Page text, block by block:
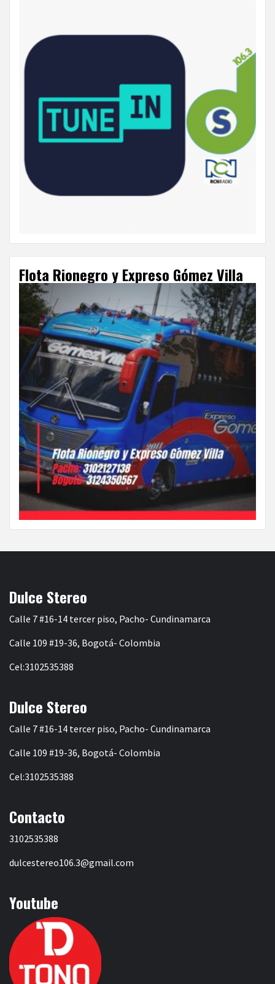
Flota Rionegro y Expreso Gómez Villa
Dulce Stereo
Calle 7 #16-14 tercer piso, Pacho- Cundinamarca
Calle 109 #19-36, Bogotá- Colombia
Cel:3102535388
Dulce Stereo
Calle 7 #16-14 tercer piso, Pacho- Cundinamarca
Calle 109 #19-36, Bogotá- Colombia
Cel:3102535388
Contacto
3102535388
dulcestereo106.3@gmail.com
Youtube